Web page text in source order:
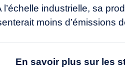
industrielle, sa
moins d’émissions
En savoir plus sur les